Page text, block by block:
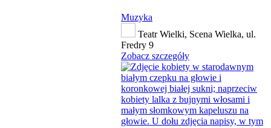
Muzyka
Teatr Wielki, Scena Wielka, ul.
Fredry 9
Zobacz szczegóły